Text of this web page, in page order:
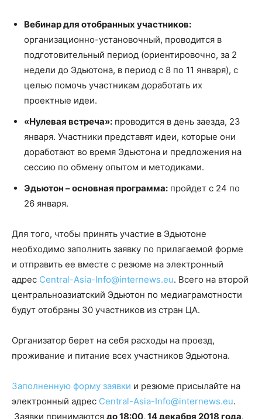
Вебинар для отобранных участников:
организационно-установочный, проводится в
подготовительный период (ориентировочно, за 2
недели до Эдьютона, в период с 8 по 11 января), с
целью помочь участникам доработать их
проектные идеи.
«Нулевая встреча»: проводится в день заезда, 23
января. Участники представят идеи, которые они
доработают во время Эдьютона и предложения на
сессию по обмену опытом и методиками.
Эдьютон – основная программа: пройдет с 24 по
26 января.
Для того, чтобы принять участие в Эдьютоне
необходимо заполнить заявку по прилагаемой форме
и отправить ее вместе с резюме на электронный
адрес Central-Asia-Info@internews.eu. Всего на второй
центральноазиатский Эдьютон по медиаграмотности
будут отобраны 30 участников из стран ЦА.
Организатор берет на себя расходы на проезд,
проживание и питание всех участников Эдьютона.
Заполненную форму заявки и резюме присылайте на
электронный адрес Central-Asia-Info@internews.eu.
Заявки принимаются до 18:00, 14 декабря 2018 года.